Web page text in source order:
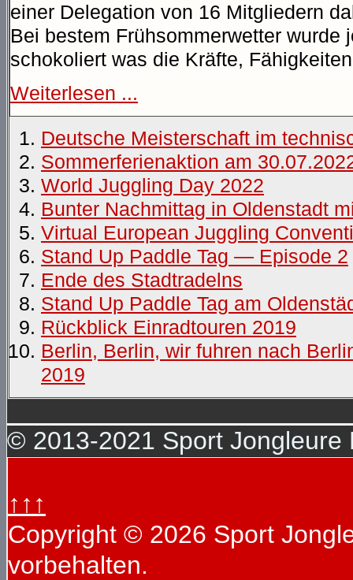
einer Delegation von 16 Mitgliedern
Bei bestem Frühsommerwetter wurde
schokoliert was die Kräfte,
Weiterlesen ...
Deutsche Meisterschaft im
Sommerferienaktion am
World Juggling Day 2022
Bunter Nachmittag in Oldenstadt
Virtual European Juggling
Stand Up Paddle Tag — Episode 2
Ende des Stadtradelns
Stand Up Paddle Tag am
Rückblick Einradtouren 2019
Berlin, Berlin, wir fuhren nach
2019
© 2013-2021 Sport Jongleure
↑↑↑
Copyright © 2026 Sport
vorbehalten.